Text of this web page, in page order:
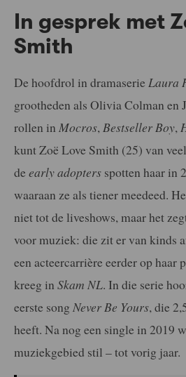
In gesprek met
Smith
De hoofdrol in dramaserie Laura
grootheden als Olivia Colman en
rollen in Mocros, Bestseller Boy,
kunt Zoë Love Smith (25) van
de early adopters spotten haar in
waaraan ze als tiener meedeed.
niet tot de liveshows, maar het
voor muziek: die zit er van kinds
een acteercarrière eerder op haar
kreeg in Skam NL. In die serie
eerste song Never Be Yours, die
heeft. Na nog een single in 2019
muziekgebied stil – tot vorig jaar.